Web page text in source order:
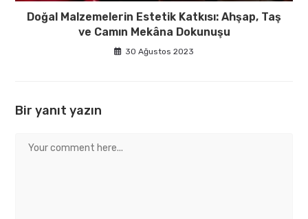
Doğal Malzemelerin Estetik Katkısı: Ahşap, Taş
ve Camın Mekâna Dokunuşu
30 Ağustos 2023
Bir yanıt yazın
Comment